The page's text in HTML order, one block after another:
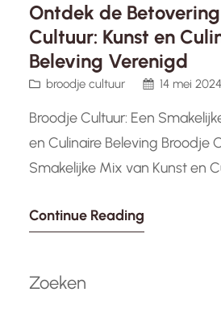
Ontdek de
Cultuur: Kunst en
Beleving Verenigd
broodje cultuur 14 mei 2024
Broodje Cultuur: Een
en Culinaire Beleving Broodje
Smakelijke Mix van Kunst en
een opkomende trend die
eten met de verrijkende…
Continue Reading
Zoeken